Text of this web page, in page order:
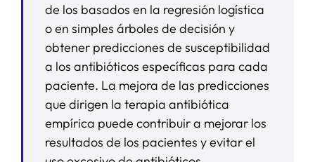
de los basados en la regresión logística
o en simples árboles de decisión y
obtener predicciones de susceptibilidad
a los antibióticos específicas para cada
paciente. La mejora de las predicciones
que dirigen la terapia antibiótica
empírica puede contribuir a mejorar los
resultados de los pacientes y evitar el